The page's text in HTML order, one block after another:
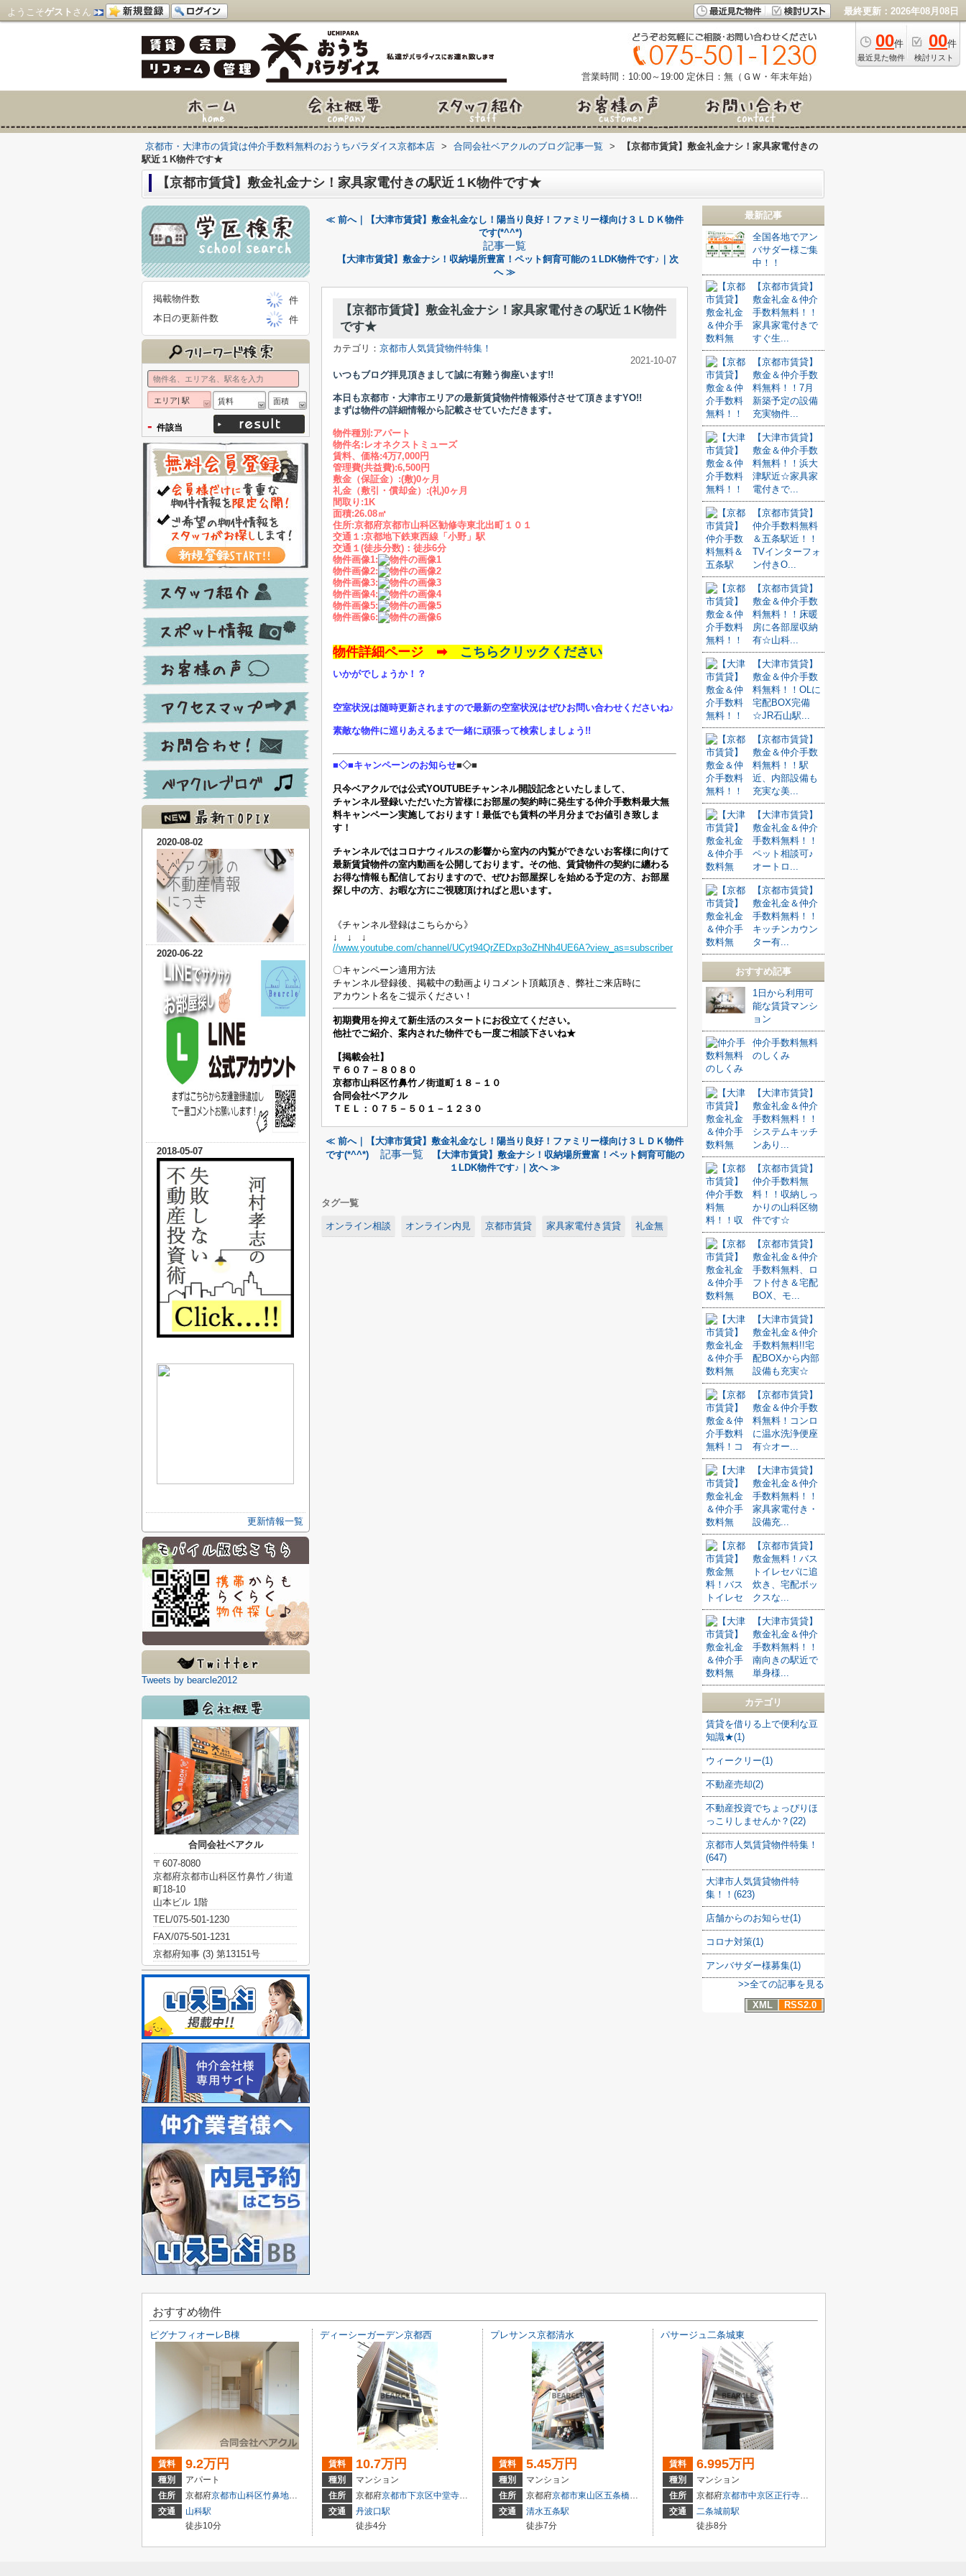
ようこそゲスト さん 最終更新：2026年08月08日
00件
最近見た物件
00件
検討リスト
営業時間：10:00～19:00 定休日：無（ＧＷ・年末年始）
京都市・大津市の賃貸は仲介手数料無料のおうちパラダイス京都本店 > 合同会社ベアクルのブログ記事一覧 >
【京都市賃貸】敷金礼金ナシ！家具家電付きの
駅近１K物件です★
【京都市賃貸】敷金礼金ナシ！家具家電付きの駅近１K物件です★
≪ 前へ｜【大津市賃貸】敷金礼金なし！陽当り良好！ファミリー様向け３ＬＤＫ物件
です(*^^*)
記事一覧
【大津市賃貸】敷金ナシ！収納場所豊富！ペット飼育可能の１LDK物件です♪｜次
へ ≫
【京都市賃貸】敷金礼金ナシ！家具家電付きの駅近１K物件
です★
カテゴリ： 京都市人気賃貸物件特集！
2021-10-07
いつもブログ拝見頂きまして誠に有難う御座います!!
本日も京都市・大津市エリアの最新賃貸物件情報添付させて頂きますYO!!
まずは物件の詳細情報から記載させていただきます。
物件種別:アパート
物件名:レオネクストミューズ
賃料、価格:4万7,000円
管理費(共益費):6,500円
敷金（保証金）:(敷)0ヶ月
礼金（敷引・償却金）:(礼)0ヶ月
間取り:1K
面積:26.08㎡
住所:京都府京都市山科区勧修寺東北出町１０１
交通１:京都地下鉄東西線「小野」駅
交通１(徒歩分数)： 徒歩6分
物件画像1:
物件画像2:
物件画像3:
物件画像4:
物件画像5:
物件画像6:
物件詳細ページ ➡ こちらクリックください
いかがでしょうか！？
空室状況は随時更新されますので最新の空室状況はぜひお問い合わせくださいね♪
素敵な物件に巡りあえるまで一緒に頑張って検索しましょう!!
■◇■キャンペーンのお知らせ■◇■
只今ベアクルでは公式YOUTUBEチャンネル開設記念といたしまして、
チャンネル登録いただいた方皆様にお部屋の契約時に発生する仲介手数料最大無
料キャンペーン実施しております！最低でも賃料の半月分までお値引き致しま
す！
チャンネルではコロナウィルスの影響から室内の内覧ができないお客様に向けて
最新賃貸物件の室内動画を公開しております。その他、賃貸物件の契約に纏わる
お得な情報も配信しておりますので、ぜひお部屋探しを始める予定の方、お部屋
探し中の方、お暇な方にご視聴頂ければと思います。
《チャンネル登録はこちらから》
↓ ↓ ↓
//www.youtube.com/channel/UCyt94QrZEDxp3oZHNh4UE6A?view_as=subscriber
〇キャンペーン適用方法
チャンネル登録後、掲載中の動画よりコメント頂戴頂き、弊社ご来店時に
アカウント名をご提示ください！
初期費用を抑えて新生活のスタートにお役立てください。
他社でご紹介、案内された物件でも一度ご相談下さいね★
【掲載会社】
〒６０７－８０８０
京都市山科区竹鼻竹ノ街道町１８－１０
合同会社ベアクル
ＴＥＬ：０７５－５０１－１２３０
≪ 前へ｜【大津市賃貸】敷金礼金なし！陽当り良好！ファミリー様向け３ＬＤＫ物件
です(*^^*)
記事一覧
【大津市賃貸】敷金ナシ！収納場所豊富！ペット飼育可能の
１LDK物件です♪｜次へ ≫
タグ一覧
オンライン相談 オンライン内見 京都市賃貸 家具家電付き賃貸 礼金無
最新記事
全国各地でアン
バサダー様ご集
中！！
【京都市賃貸】
敷金礼金＆仲介
手数料無料！！
家具家電付きで
すぐ生...
【京都市賃貸】
敷金＆仲介手数
料無料！！7月
新築予定の設備
充実物件...
【大津市賃貸】
敷金＆仲介手数
料無料！！浜大
津駅近☆家具家
電付きで...
【京都市賃貸】
仲介手数料無料
＆五条駅近！！
TVインターフォ
ン付きO...
【京都市賃貸】
敷金＆仲介手数
料無料！！床暖
房に各部屋収納
有☆山科...
【大津市賃貸】
敷金＆仲介手数
料無料！！OLに
宅配BOX完備
☆JR石山駅...
【京都市賃貸】
敷金＆仲介手数
料無料！！駅
近、内部設備も
充実な美...
【大津市賃貸】
敷金礼金＆仲介
手数料無料！！
ペット相談可♪
オートロ...
【京都市賃貸】
敷金礼金＆仲介
手数料無料！！
キッチンカウン
ター有...
おすすめ記事
1日から利用可
能な賃貸マンシ
ョン
仲介手数料無料
のしくみ
【大津市賃貸】
敷金礼金＆仲介
手数料無料！！
システムキッチ
ンあり...
【京都市賃貸】
仲介手数料無
料！！収納しっ
かりの山科区物
件です☆
【京都市賃貸】
敷金礼金＆仲介
手数料無料、ロ
フト付き＆宅配
BOX、モ...
【大津市賃貸】
敷金礼金＆仲介
手数料無料!!宅
配BOXから内部
設備も充実☆
【京都市賃貸】
敷金＆仲介手数
料無料！コンロ
に温水洗浄便座
有☆オー...
【大津市賃貸】
敷金礼金＆仲介
手数料無料！！
家具家電付き・
設備充...
【京都市賃貸】
敷金無料！バス
トイレセパに追
炊き、宅配ボッ
クスな...
【大津市賃貸】
敷金礼金＆仲介
手数料無料！！
南向きの駅近で
単身様...
カテゴリ
賃貸を借りる上で便利な豆
知識★(1)
ウィークリー(1)
不動産売却(2)
不動産投資でちょっぴりほ
っこりしませんか？(22)
京都市人気賃貸物件特集！
(647)
大津市人気賃貸物件特
集！！(623)
店舗からのお知らせ(1)
コロナ対策(1)
アンバサダー様募集(1)
>>全ての記事を見る
XML
RSS2.0
掲載物件数
件
本日の更新件数
件
エリア| 駅 賃料 面積
- 件該当
2020-08-02
2020-06-22
2018-05-07
更新情報一覧
Tweets by bearcle2012
合同会社ベアクル
〒607-8080
京都府京都市山科区竹鼻竹ノ街道
町18-10
山本ビル 1階
TEL/075-501-1230
FAX/075-501-1231
京都府知事 (3) 第13151号
おすすめ物件
ピグナフィオーレB棟
賃料 9.2万円
種別
アパート
住所
京都府京都市山科区竹鼻地蔵寺南町
36-6
交通
山科駅
徒歩10分
ディーシーガーデン京都西
賃料 10.7万円
種別
マンション
住所
京都府京都市下京区中堂寺壬生川町
22-2
交通
丹波口駅
徒歩4分
プレサンス京都清水
賃料 5.45万円
種別
マンション
住所
京都府京都市東山区五条橋東４丁目
４１７－３
交通
清水五条駅
徒歩7分
パサージュ二条城東
賃料 6.995万円
種別
マンション
住所
京都府京都市中京区正行寺町
交通
二条城前駅
徒歩8分